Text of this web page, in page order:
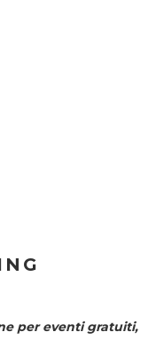
per eventi gratuiti,